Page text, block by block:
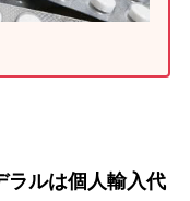
ラルは個人輸入代